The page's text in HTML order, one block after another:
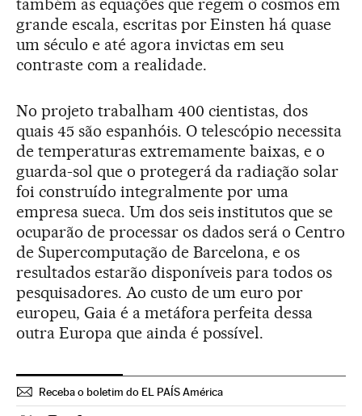
também as equações que regem o cosmos em
grande escala, escritas por Einsten há quase
um século e até agora invictas em seu
contraste com a realidade.
No projeto trabalham 400 cientistas, dos
quais 45 são espanhóis. O telescópio necessita
de temperaturas extremamente baixas, e o
guarda-sol que o protegerá da radiação solar
foi construído integralmente por uma
empresa sueca. Um dos seis institutos que se
ocuparão de processar os dados será o Centro
de Supercomputação de Barcelona, e os
resultados estarão disponíveis para todos os
pesquisadores. Ao custo de um euro por
europeu, Gaia é a metáfora perfeita dessa
outra Europa que ainda é possível.
Receba o boletim do EL PAÍS América